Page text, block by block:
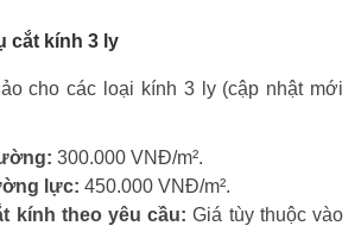
cắt kính 3 ly
cho các loại kính 3 ly (cập nhật mới
300.000 VNĐ/m².
lực: 450.000 VNĐ/m².
kính theo yêu cầu: Giá tùy thuộc vào